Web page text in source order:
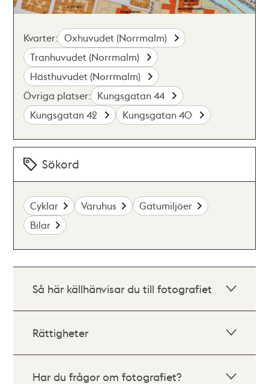
Kvarter: Oxhuvudet (Norrmalm)
Tranhuvudet (Norrmalm)
Hästhuvudet (Norrmalm)
Övriga platser: Kungsgatan 44
Kungsgatan 42
Kungsgatan 40
Sökord
Cyklar Varuhus
Gatumiljöer
Bilar
Så här källhänvisar du till fotografiet
Rättigheter
Har du frågor om fotografiet?